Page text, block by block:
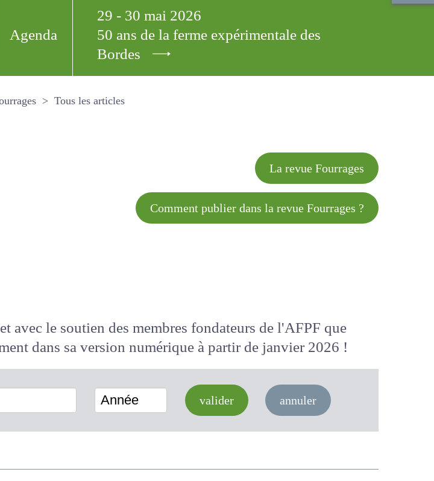
Agenda
29 - 30 mai 2026
50 ans de la ferme expérimentale des
Bordes
Fourrages Tous les articles
La revue Fourrages
Comment publier dans la revue Fourrages ?
avec le soutien des membres fondateurs de l'AFPF que
dans sa version numériqueà partir de janvier 2026
Année valider annuler